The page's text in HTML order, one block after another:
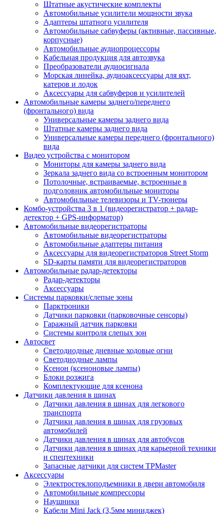
Штатные акустические комплекты
Автомобильные усилители мощности звука
Адаптеры штатного усилителя
Автомобильные сабвуферы (активные, пассивные,
корпусные)
Автомобильные аудиопроцессоры
Кабельная продукция для автозвука
Преобразователи аудиосигнала
Морская линейка, аудиоаксессуары для яхт,
катеров и лодок
Аксессуары для сабвуферов и усилителей
Автомобильные камеры заднего/переднего
(фронтального) вида
Универсальные камеры заднего вида
Штатные камеры заднего вида
Универсальные камеры переднего (фронтального)
вида
Видео устройства c монитором
Мониторы для камеры заднего вида
Зеркала заднего вида со встроенным монитором
Потолочные, встраиваемые, встроенные в
подголовник автомобильные мониторы
Автомобильные телевизоры и TV-тюнеры
Комбо-устройства 3 в 1 (видеорегистратор + радар-
детектор + GPS-информатор)
Автомобильные видеорегистраторы
Автомобильные видеорегистраторы
Автомобильные адаптеры питания
Аксессуары для видеорегистраторов Street Storm
SD-карты памяти для видеорегистраторов
Автомобильные радар-детекторы
Радар-детекторы
Аксессуары
Системы парковки/слепые зоны
Парктроники
Датчики парковки (парковочные сенсоры)
Гаражный датчик парковки
Системы контроля слепых зон
Автосвет
Светодиодные дневные ходовые огни
Светодиодные лампы
Ксенон (ксеноновые лампы)
Блоки розжига
Комплектующие для ксенона
Датчики давления в шинах
Датчики давления в шинах для легкового
транспорта
Датчики давления в шинах для грузовых
автомобилей
Датчики давления в шинах для автобусов
Датчики давления в шинах для карьерной техники
и спецтехники
Запасные датчики для систем TPMaster
Аксессуары
Электростеклоподъемники в двери автомобиля
Автомобильные компрессоры
Наушники
Кабели Mini Jack (3,5мм миниджек)